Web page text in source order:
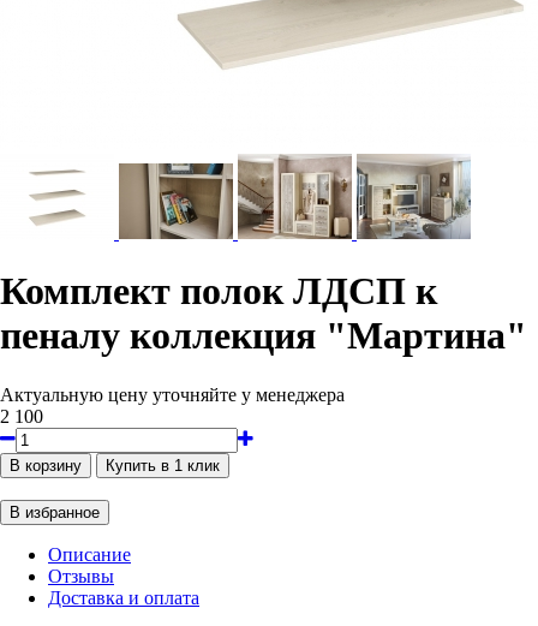
Комплект полок ЛДСП к
пеналу коллекция "Мартина"
Актуальную цену уточняйте у менеджера
2 100
Описание
Отзывы
Доставка и оплата